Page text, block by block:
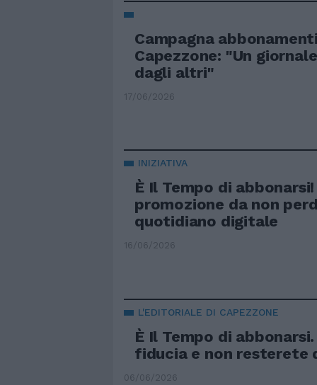
Campagna
Capezzone: "Un
dagli altri"
17/06/2026
INIZIATIVA
È Il Tempo di
promozione da non
quotidiano digitale
16/06/2026
L'EDITORIALE DI CAPEZZONE
È Il Tempo di
fiducia e non resterete
06/06/2026